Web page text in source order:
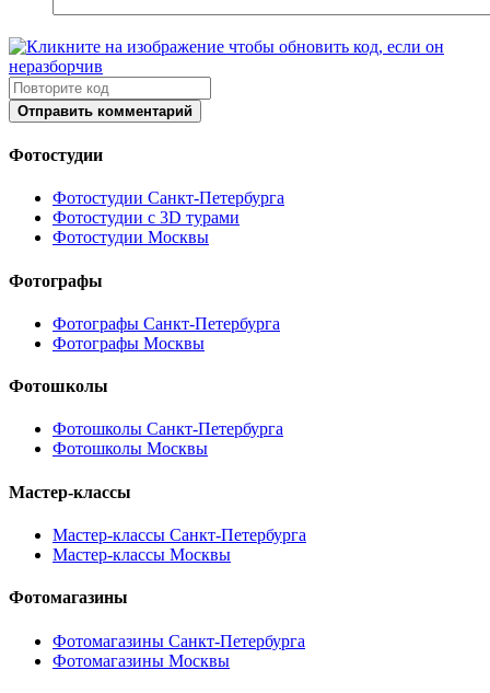
Отправить комментарий
Фотостудии
Фотостудии Санкт-Петербурга
Фотостудии с 3D турами
Фотостудии Москвы
Фотографы
Фотографы Санкт-Петербурга
Фотографы Москвы
Фотошколы
Фотошколы Санкт-Петербурга
Фотошколы Москвы
Мастер-классы
Мастер-классы Санкт-Петербурга
Мастер-классы Москвы
Фотомагазины
Фотомагазины Санкт-Петербурга
Фотомагазины Москвы